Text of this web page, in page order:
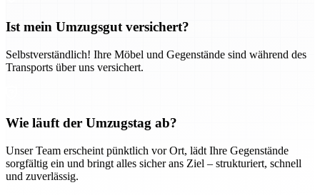
Ist mein Umzugsgut versichert?
Selbstverständlich! Ihre Möbel und Gegenstände sind während des
Transports über uns versichert.
Wie läuft der Umzugstag ab?
Unser Team erscheint pünktlich vor Ort, lädt Ihre Gegenstände
sorgfältig ein und bringt alles sicher ans Ziel – strukturiert, schnell
und zuverlässig.